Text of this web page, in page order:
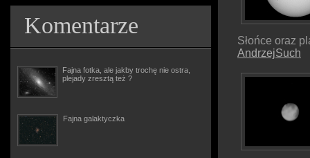
Komentarze
Fajna fotka, ale jakby trochę nie ostra,
plejady zresztą też ?
Fajna galaktyczka
Słońce oraz
AndrzejSuch